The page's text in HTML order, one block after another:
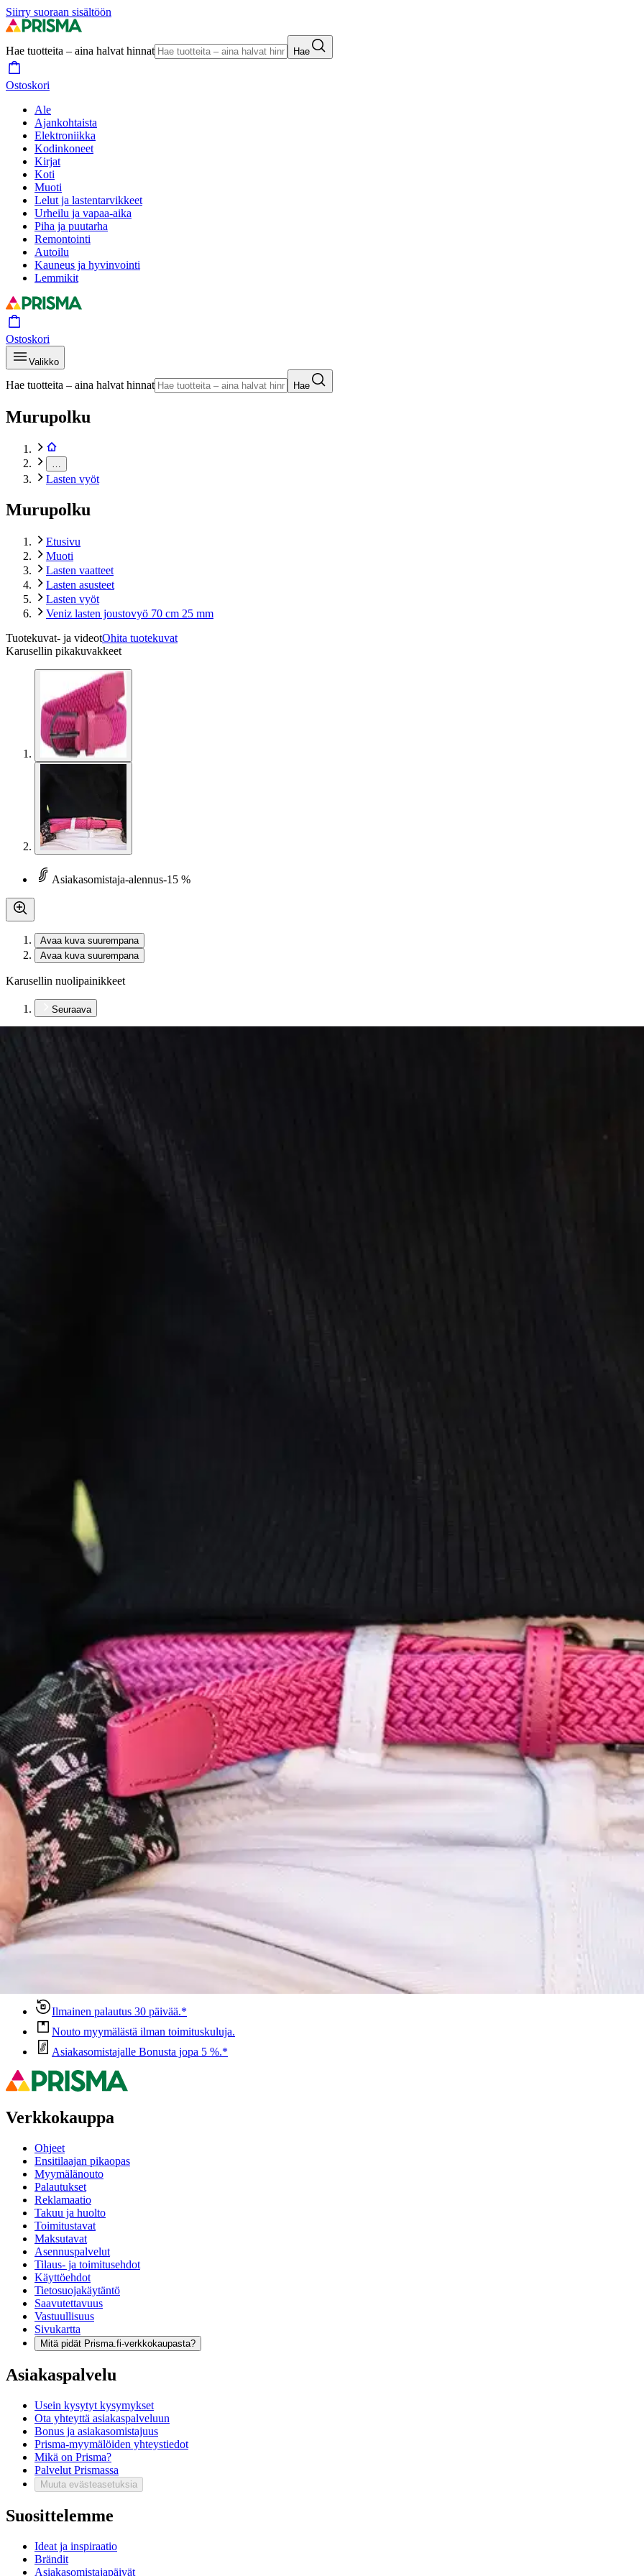
Siirry suoraan sisältöön
Hae tuotteita – aina halvat hinnat Hae
Ostoskori
Ale
Ajankohtaista
Elektroniikka
Kodinkoneet
Kirjat
Koti
Muoti
Lelut ja lastentarvikkeet
Urheilu ja vapaa-aika
Piha ja puutarha
Remontointi
Autoilu
Kauneus ja hyvinvointi
Lemmikit
Ostoskori
Valikko
Hae tuotteita – aina halvat hinnat Hae
Murupolku
Lasten vyöt
Murupolku
Etusivu
Muoti
Lasten vaatteet
Lasten asusteet
Lasten vyöt
Veniz lasten joustovyö 70 cm 25 mm
Tuotekuvat- ja videotOhita tuotekuvat
Karusellin pikakuvakkeet
Asiakasomistaja-alennus-15 %
Avaa kuva suurempana
Avaa kuva suurempana
Karusellin nuolipainikkeet
Seuraava
Siirry valitsemaan myymälä
Ilmainen toimitus yli 100 €:n tilauksille Postin pakettiautomaattiin tai
Etu ei koske Suuri‑lisäpalvelulla toimitettavia tuotteita.
Tarkista myymäläsaatavuus
Tuotekuvaus
Lasten joustopunosvyö on suosittu joustavan rakenteen ja tiheän rei'ityksen ansiosta. Luonnonkumi säilyttää vyön jouston ajan kuluessa.
Vyön kokonaispituus on vyötärömitta + 15 cm.
Ominaisuudet
Oletko tyytyväinen tuotetietoihin?
Ovatko tuotetiedot riittävät? Jos tuotetiedoissa on puutteita tai niitä voisi muuten parantaa, anna palautetta.
Ilmainen palautus 30 päivää.*
Nouto myymälästä ilman toimituskuluja.
Asiakasomistajalle Bonusta jopa 5 %.*
Verkkokauppa
Ohjeet
Ensitilaajan pikaopas
Myymälänouto
Palautukset
Reklamaatio
Takuu ja huolto
Toimitustavat
Maksutavat
Asennuspalvelut
Tilaus- ja toimitusehdot
Käyttöehdot
Tietosuojakäytäntö
Saavutettavuus
Vastuullisuus
Sivukartta
Mitä pidät Prisma.fi-verkkokaupasta?
Asiakaspalvelu
Usein kysytyt kysymykset
Ota yhteyttä asiakaspalveluun
Bonus ja asiakasomistajuus
Prisma-myymälöiden yhteystiedot
Mikä on Prisma?
Palvelut Prismassa
Muuta evästeasetuksia
Suosittelemme
Ideat ja inspiraatio
Brändit
Asiakasomistajapäivät